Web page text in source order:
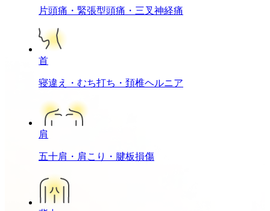
片頭痛・緊張型頭痛・三叉神経痛
首
寝違え・むち打ち・頚椎ヘルニア
肩
五十肩・肩こり・腱板損傷